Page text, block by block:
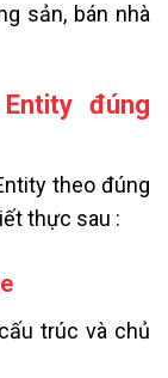
sản, bán nhà
đúng
theo đúng
thực sau :
trúc và chủ